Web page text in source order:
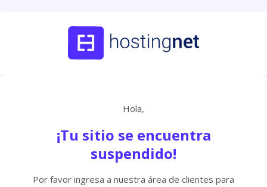
Hola,
¡Tu sitio se encuentra
suspendido!
Por favor ingresa a nuestra área de clientes para